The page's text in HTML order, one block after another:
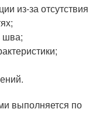
из-за отсутствия
шва;
выполняется по